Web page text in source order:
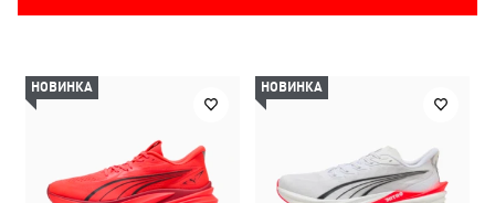
НОВИНКА НОВИНКА